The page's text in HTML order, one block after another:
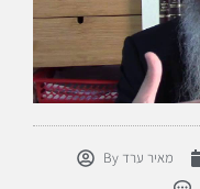
By מאיר ערד